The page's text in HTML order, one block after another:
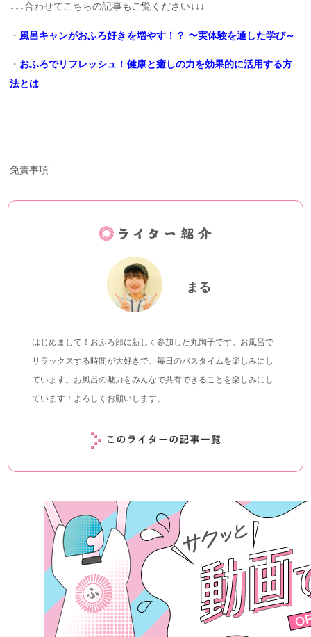
↓↓↓合わせてこちらの記事もご覧ください↓↓↓
・ 風呂キャンがおふろ好きを増やす！？ 〜実体験を通した学び～
・ おふろでリフレッシュ！健康と癒しの力を効果的に活用する方
法とは
免責事項
まる
はじめまして！おふろ部に新しく参加した丸陶子です。お風呂で
リラックスする時間が大好きで、毎日のバスタイムを楽しみにし
ています。お風呂の魅力をみんなで共有できることを楽しみにし
ています！よろしくお願いします。